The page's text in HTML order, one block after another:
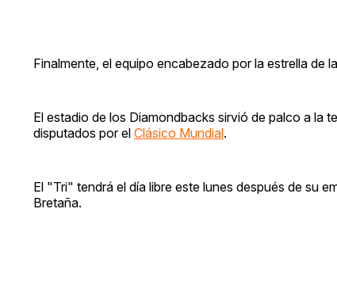
Finalmente, el equipo encabezado por la estrella de
El estadio de los Diamondbacks sirvió de palco a la
disputados por el Clásico Mundial.
El "Tri" tendrá el día libre este lunes después de su
Bretaña.